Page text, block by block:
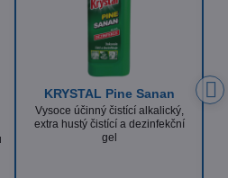
ISOLDA Silver hair & body
Luxusní krémový, tělový a
vlasový šampón s vyváženou
recepturou a výbornou dermální